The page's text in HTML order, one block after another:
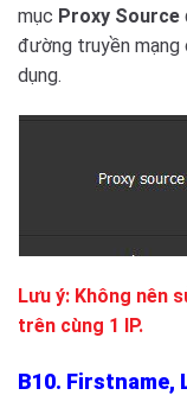
mục Proxy Source
đường truyền
dụng.
Lưu ý: Không nên
trên cùng 1 IP.
B10. Firstname,